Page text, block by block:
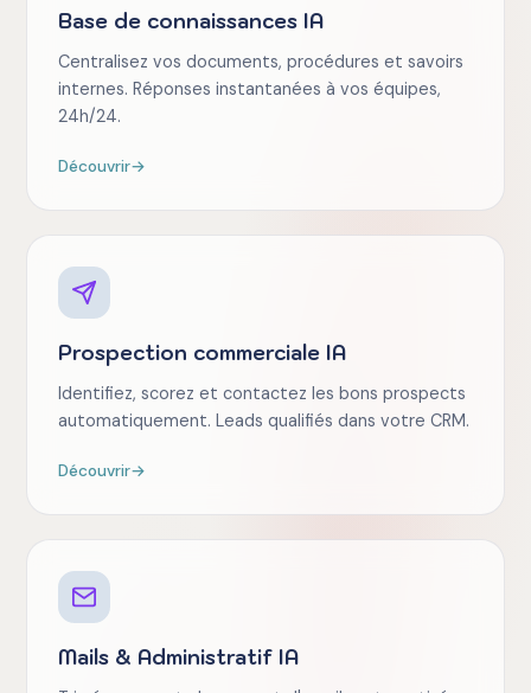
Base de connaissances IA
Centralisez vos documents, procédures et savoirs
internes. Réponses instantanées à vos équipes,
24h/24.
Découvrir→
Prospection commerciale IA
Identifiez, scorez et contactez les bons prospects
automatiquement. Leads qualifiés dans votre CRM.
Découvrir→
Mails & Administratif IA